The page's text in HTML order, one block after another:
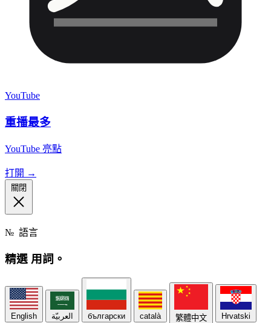
YouTube
重播最多
YouTube 亮點
打開 →
關閉
№ 語言
精選 用詞。
English العربيّة български català 繁體中文 Hrvatski